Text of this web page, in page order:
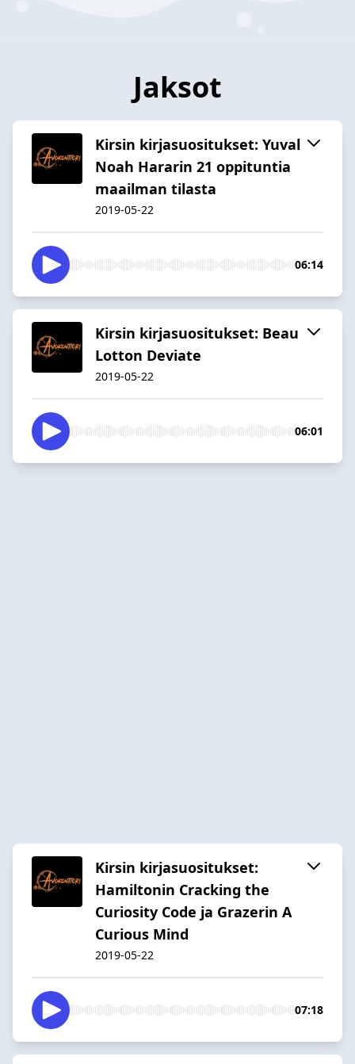
Jaksot
Kirsin kirjasuositukset: Yuval
Noah Hararin 21 oppituntia
maailman tilasta
2019-05-22
06:14
Kirsin kirjasuositukset: Beau
Lotton Deviate
2019-05-22
06:01
Kirsin kirjasuositukset:
Hamiltonin Cracking the
Curiosity Code ja Grazerin A
Curious Mind
2019-05-22
07:18